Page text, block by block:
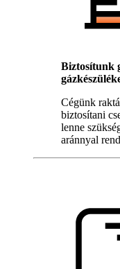
Biztosítunk
Cégünk
biztosítani
lenne
aránnyal